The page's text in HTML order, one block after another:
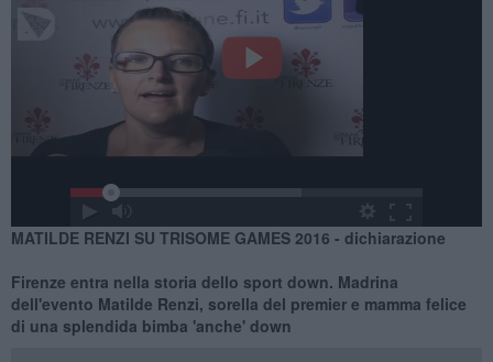
MATILDE RENZI SU TRISOME GAMES 2016 - dichiarazione
Firenze entra nella storia dello sport down. Madrina
dell'evento Matilde Renzi, sorella del premier e mamma felice
di una splendida bimba 'anche' down